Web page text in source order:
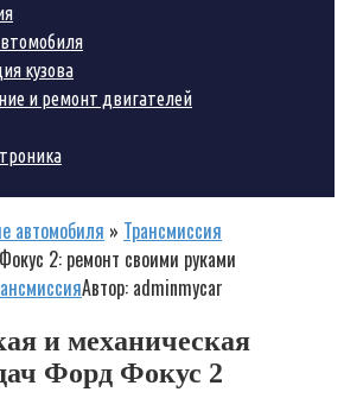
кузова
и ремонт двигателей
автомобиля » Трансмиссия
2: ремонт своими руками
Автор: adminmycar
и механическая
Форд Фокус 2